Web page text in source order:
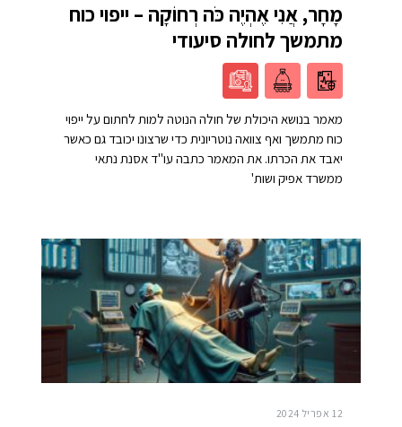
מָחָר, אֲנִי אֶהְיֶה כֹּה רְחוֹקָה – ייפוי כוח
מתמשך לחולה סיעודי
מאמר בנושא היכולת של חולה הנוטה למות לחתום על ייפוי
כוח מתמשך ואף צוואה נוטריונית כדי שרצונו יכובד גם כאשר
יאבד את הכרתו. את המאמר כתבה עו"ד אסנת נתאי
ממשרד אפיק ושות'
12 אפריל 2024